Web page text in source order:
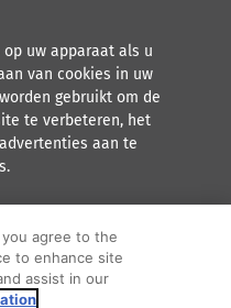
uw apparaat als u
van cookies in uw
gebruikt om de
te verbeteren, het
aan te
omgaat,
I
you agree to the
to enhance site
assist in our